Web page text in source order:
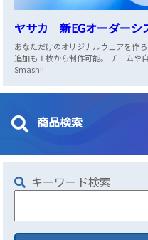
ヤサカ 新EGオーダーシ
あなただけのオリジナルウェアを作
追加も１枚から制作可能。 チームや
Smash!!
商品検索
キーワード検索